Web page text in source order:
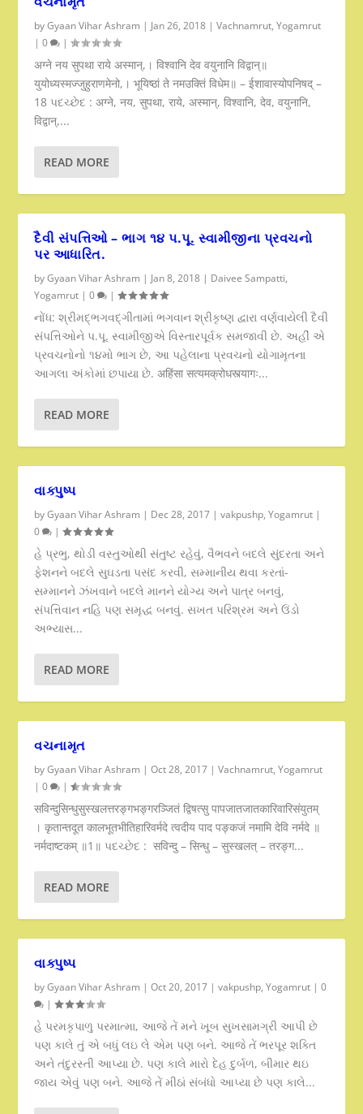
byGyaan Vihar Ashram | Jan 26, 2018 |Vachnamrut,Yogamrut
|0 |
अग्ने नय सुपथा राये अस्मान्,। विश्वानि देव वयुनानि विद्वान्॥
युयोध्यस्मज्जुहुराणमेनो,। भूयिष्ठां ते नमउक्तिं विधेम॥ – ईशावास्योपनिषद् –
18 પદચ્છેદ : अग्ने, नय, सुपथा, राये, अस्मान्, विश्वानि, देव, वयुनानि,
विद्वान्,...
READ MORE
દૈવી સંપત્તિઓ – ભાગ ૧૪ પ.પૂ. સ્વામીજીના પ્રવચનો
પર આધારિત.
byGyaan Vihar Ashram | Jan 8, 2018 | Daivee Sampatti,
Yogamrut |0 |
નોંધ: શ્રીમદ્ભગવદ્ગીતામાં ભગવાન શ્રીકૃષ્ણ દ્વારા વર્ણવાયેલી દૈવી
સંપત્તિઓને પ.પૂ. સ્વામીજીએ વિસ્તારપૂર્વક સમજાવી છે. અહીં એ
પ્રવચનોનો ૧૪મો ભાગ છે, આ પહેલાના પ્રવચનો યોગામૃતના
આગલા અંકોમાં છપાયા છે. अहिंसा सत्यमक्रोधस्त्यागः...
READ MORE
વાક્પુષ્પ
byGyaan Vihar Ashram | Dec 28, 2017 |vakpushp,Yogamrut |
0
|
હે પ્રભુ, થોડી વસ્તુઓથી સંતુષ્ટ રહેવું, વૈભવને બદલે સુંદરતા અને
ફેશનને બદલે સુઘડતા પસંદ કરવી, સમ્માનીય થવા કરતાં-
સમ્માનને ઝંખવાને બદલે માનને યોગ્ય અને પાત્ર બનવું,
સંપત્તિવાન નહિ પણ સમૃદ્ધ બનવું. સખત પરિશ્રમ અને ઉંડો
અભ્યાસ...
READ MORE
વચનામૃત
byGyaan Vihar Ashram |Oct 28, 2017 |Vachnamrut,Yogamrut
|0 |
सविन्दुसिन्धुसुस्खलत्तरङ्गभङ्गरञ्जितं द्विषत्सु पापजातजातकारिवारिसंयुतम्
। कृतान्तदूत कालभूतभीतिहारिवर्मदे त्वदीय पाद पङ्कजं नमामि देवि नर्मदे ॥
नर्मदाष्टकम् ॥1॥ પદચ્છેદ : सविन्दु – सिन्धु – सुस्खलत् – तरङ्ग...
READ MORE
વાક્પુષ્પ
byGyaan Vihar Ashram |Oct 20, 2017 |vakpushp,Yogamrut |0
|
હે પરમકૃપાળુ પરમાત્મા, આજે તેં મને ખૂબ સુખસામગ્રી આપી છે
પણ કાલે તું એ બધું લઇ લે એમ પણ બને. આજે તેં ભરપૂર શક્તિ
અને તંદુરસ્તી આપ્યા છે. પણ કાલે મારો દેહ દુર્બળ, બીમાર થઇ
જાય એવું પણ બને. આજે તેં મીઠાં સંબંધો આપ્યા છે પણ કાલે...